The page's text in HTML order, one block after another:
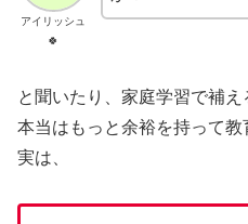
アイリッシュ
🍀
と聞いたり、家庭学習で補え
本当はもっと余裕を持って
実は、